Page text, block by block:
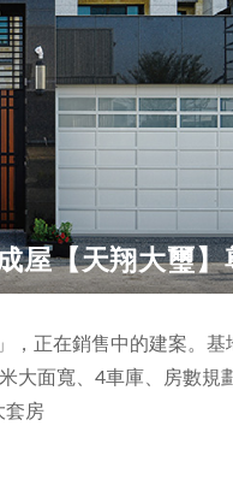
屋【天翔大璽
，正在銷售中的建案。
大面寬、4車庫、房數規
套房